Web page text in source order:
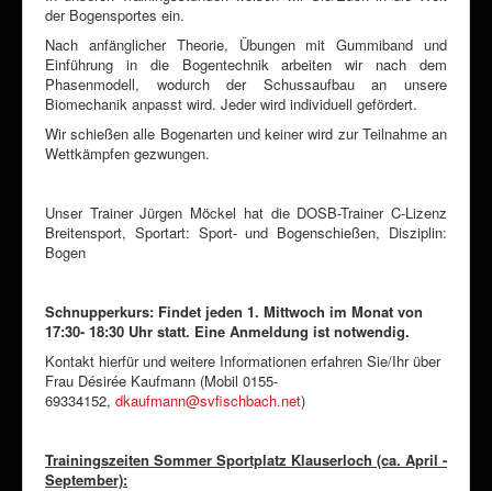
der Bogensportes ein.
Nach anfänglicher Theorie, Übungen mit Gummiband und
Einführung in die Bogentechnik arbeiten wir nach dem
Phasenmodell, wodurch der Schussaufbau an unsere
Biomechanik anpasst wird. Jeder wird individuell gefördert.
Wir schießen alle Bogenarten und keiner wird zur Teilnahme an
Wettkämpfen gezwungen.
Unser Trainer Jürgen Möckel hat die DOSB-Trainer C-Lizenz
Breitensport, Sportart: Sport- und Bogenschießen, Disziplin:
Bogen
Schnupperkurs: Findet jeden 1. Mittwoch im Monat von
17:30- 18:30 Uhr statt. Eine Anmeldung ist notwendig.
Kontakt hierfür und weitere Informationen erfahren Sie/Ihr über
Frau Désirée Kaufmann (Mobil 0155-
69334152, dkaufmann@svfischbach.net)
Trainingszeiten Sommer Sportplatz Klauserloch (ca. April -
September):